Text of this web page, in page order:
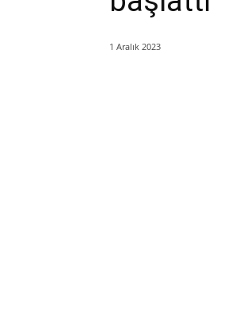
1 Aralık 2023